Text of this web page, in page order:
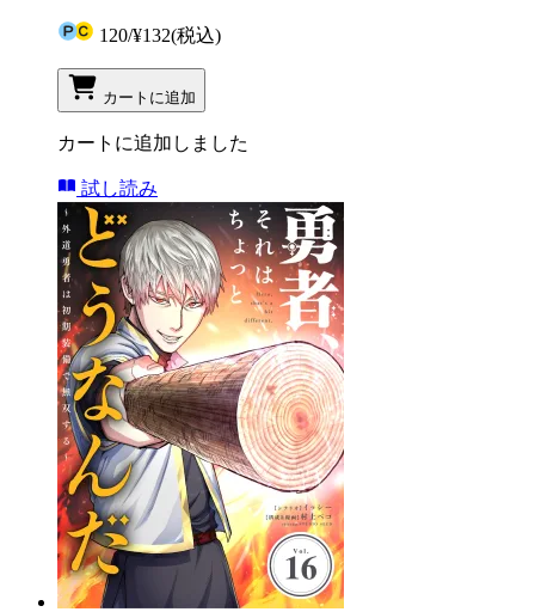
120/¥132(税込)
カートに追加
カートに追加しました
試し読み